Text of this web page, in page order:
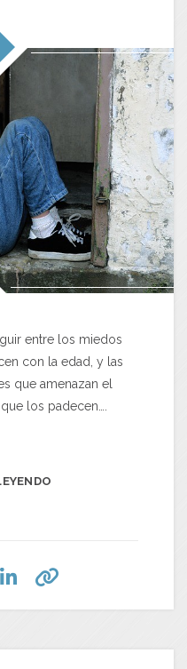
entre los miedos
con la edad, y las
que amenazan el
los padecen….